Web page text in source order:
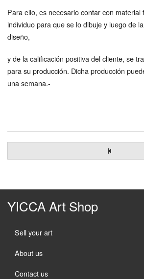
Para ello, es necesario contar con material
individuo para que se lo dibuje y luego de
diseño,
y de la calificación positiva del cliente, se
para su producción. Dicha producción
una semana.-
YICCA Art Shop
Sell your art
About us
Contact us